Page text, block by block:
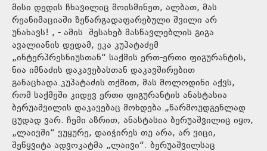
მისი დედის ჩხავილიც მოისმინეთ, ალბათ, მას
რეანიმაციაში ზეწარგადაფარებული შვილი არ
უნახავს! , - ამის შესახებ მასწავლებლის გიგა
ავალიანის დედამ, ეკა კუპატაძემ
„ინტერპრესნიუსთან“ საქმის ერთ-ერთი ფიგურანტის,
ნია იმნაძის დაკავებასთან დაკავშირებით
განაცხადა.კუპატაძის თქმით, მას მოლოდინი აქვს,
რომ საქმეში კიდევ ერთი ფიგურანტის ანასტასია
ბერუაშვილის დაკავებაც მოხდება.„წარმოუდგენლად
ცუდად ვარ. ჩემი აზრით, ანასტასია ბერუაშვილიც იყო,
„ლაივში“ ვუყურე, დაიჭირეს თუ არა, არ ვიცი,
შეწყვიტა ადვოკატმა „ლაივი“. ბერუაშვილსაც